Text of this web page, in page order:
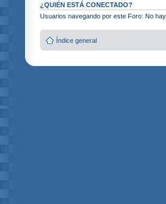
¿QUIÉN ESTÁ CONECTADO?
Usuarios navegando por este Foro: No
Índice general